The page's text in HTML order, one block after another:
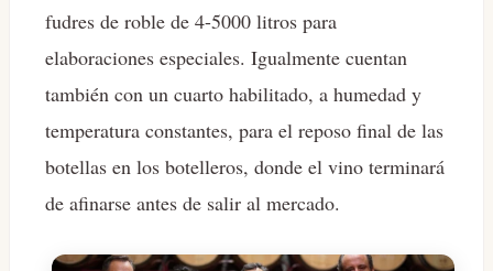
fudres de roble de 4-5000 litros para
elaboraciones especiales. Igualmente cuentan
también con un cuarto habilitado, a humedad y
temperatura constantes, para el reposo final de las
botellas en los botelleros, donde el vino terminará
de afinarse antes de salir al mercado.